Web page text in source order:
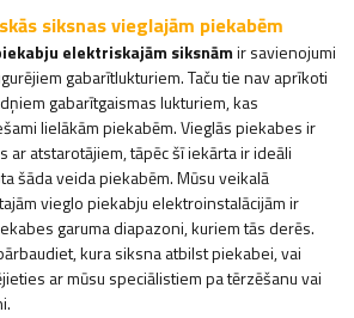
siksnas vieglajām piekabēm
elektriskajām siksnāmir savienojumi
gabarītlukturiem. Taču tie nav aprīkoti
gabarītgaismas lukturiem, kas
lielākām piekabēm. Vieglās piekabes ir
ar atstarotājiem, tāpēc šī iekārta ir ideāli
šāda veida piekabēm. Mūsu veikalā
vieglo piekabju elektroinstalācijām ir
garuma diapazoni, kuriem tās derēs.
kura siksna atbilst piekabei, vai
ar mūsu speciālistiem pa tērzēšanu vai